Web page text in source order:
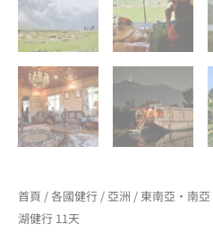
首頁 /各國健行 / 亞洲 / 東南亞·南亞
湖健行 11天